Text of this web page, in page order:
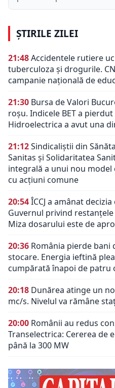
ȘTIRILE ZILEI
21:48Accidentele rutiere
tuberculoza și drogurile.
campanie națională de
21:30 Bursa de Valori
roșu. Indicele BET a
Hidroelectrica a avut una
21:12Sindicaliștii din
Sanitas și Solidaritatea
integrală a unui nou model
cu acțiuni comune
20:54ÎCCJ a amânat
Guvernul privind
Miza dosarului este de
20:36 România pierde
stocare. Energia ieftină
cumpărată înapoi de patru
20:18 Dunărea atinge un
mc/s. Nivelul va rămâne
20:00 Românii au redus
Transelectrica: Cererea de
până la 300 MW